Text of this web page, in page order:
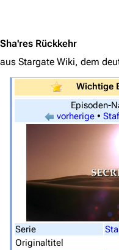
Von A bis Z
Zufälliger
Sha'res Rückkehr
aus Stargate Wiki, dem
Wichtige
Episoden-
vorherige•
Serie
Originaltitel